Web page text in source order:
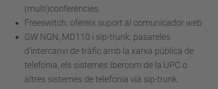
(multi)conferències.
Freeswitch: ofereix suport al comunicador web
GW NGN, MD110 i sip-trunk: pasareles
d'intercanvi de tràfic amb la xarxa pública de
telefonia, els sistemes Ibercom de la UPC o
altres sistemes de telefonia via sip-trunk.